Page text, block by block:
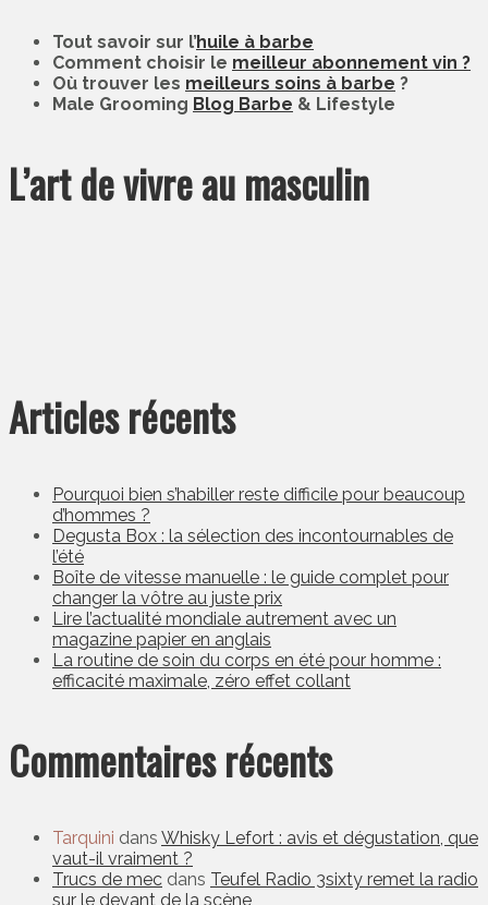
Tout savoir sur l’huile à barbe
Comment choisir le meilleur abonnement vin ?
Où trouver les meilleurs soins à barbe ?
Male Grooming Blog Barbe & Lifestyle
L’art de vivre au masculin
Articles récents
Pourquoi bien s’habiller reste difficile pour beaucoup
d’hommes ?
Degusta Box : la sélection des incontournables de
l’été
Boîte de vitesse manuelle : le guide complet pour
changer la vôtre au juste prix
Lire l’actualité mondiale autrement avec un
magazine papier en anglais
La routine de soin du corps en été pour homme :
efficacité maximale, zéro effet collant
Commentaires récents
Tarquini dans Whisky Lefort : avis et dégustation, que
vaut-il vraiment ?
Trucs de mec dans Teufel Radio 3sixty remet la radio
sur le devant de la scène